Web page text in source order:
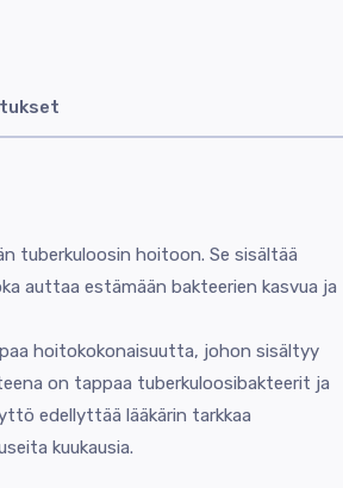
tuberkuloosin hoitoon. Se sisältää
auttaa estämään bakteerien kasvua ja
hoitokokonaisuutta, johon sisältyy
on tappaa tuberkuloosibakteerit ja
edellyttää lääkärin tarkkaa
kuukausia.